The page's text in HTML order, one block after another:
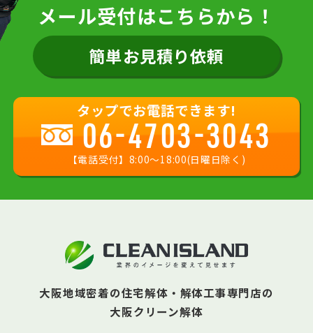
メール受付はこちらから！
簡単お見積り依頼
タップでお電話できます!
06-4703-3043
【電話受付】8:00〜18:00(日曜日除く)
大阪地域密着の住宅解体・解体工事専門店の
大阪クリーン解体